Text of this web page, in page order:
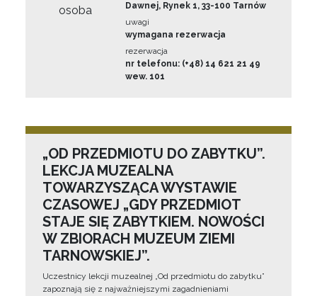
osoba
Dawnej, Rynek 1, 33-100 Tarnów
uwagi
wymagana rezerwacja
rezerwacja
nr telefonu: (+48) 14 621 21 49
wew. 101
„OD PRZEDMIOTU DO ZABYTKU”.
LEKCJA MUZEALNA
TOWARZYSZĄCA WYSTAWIE
CZASOWEJ „GDY PRZEDMIOT
STAJE SIĘ ZABYTKIEM. NOWOŚCI
W ZBIORACH MUZEUM ZIEMI
TARNOWSKIEJ”.
Uczestnicy lekcji muzealnej „Od przedmiotu do zabytku”
zapoznają się z najważniejszymi zagadnieniami